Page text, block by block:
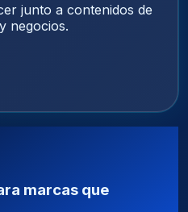
junto a contenidos de
negocios.
marcas que